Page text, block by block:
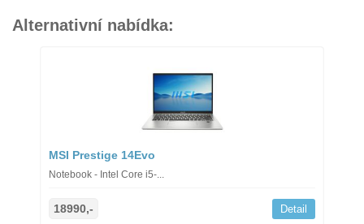
Alternativní nabídka:
MSI Prestige 14Evo
Notebook - Intel Core i5-...
18990,- Detail